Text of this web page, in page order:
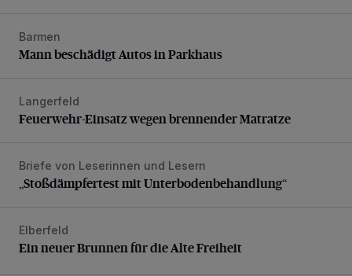
Mann beschädigt Autos in Parkhaus
Barmen
Mann beschädigt Autos in Parkhaus
Feuerwehr-Einsatz wegen brennender Matratze
Langerfeld
Feuerwehr-Einsatz wegen brennender Matratze
„Stoßdämpfertest mit Unterbodenbehandlung“
Briefe von Leserinnen und Lesern
„Stoßdämpfertest mit Unterbodenbehandlung“
Ein neuer Brunnen für die Alte Freiheit
Elberfeld
Ein neuer Brunnen für die Alte Freiheit